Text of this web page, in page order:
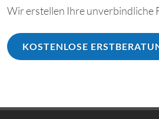
Wir erstellen Ihre unverbindliche
KOSTENLOSE